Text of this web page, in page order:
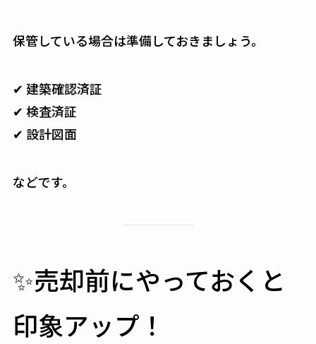
保管している場合は準備しておきましょう。
✔ 建築確認済証
✔ 検査済証
✔ 設計図面
などです。
✨売却前にやっておくと
印象アップ！